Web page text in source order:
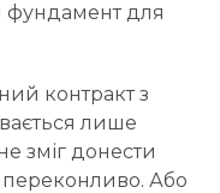
фундамент для
контракт з
лише
зміг донести
переконливо. Або